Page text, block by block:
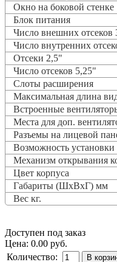
Окно на боковой стенке
Блок питания
Число внешних отсеков
Число внутренних
Отсеки 2,5"
Число отсеков 5,25"
Слоты расширения
Максимальная длина
Встроенные
Места для доп.
Разъемы на лицевой
Возможность
Механизм открывания
Цвет корпуса
Габариты (ШхВхГ) мм
Вес кг.
Доступен под заказ
Цена: 0.00 руб.
Количество: